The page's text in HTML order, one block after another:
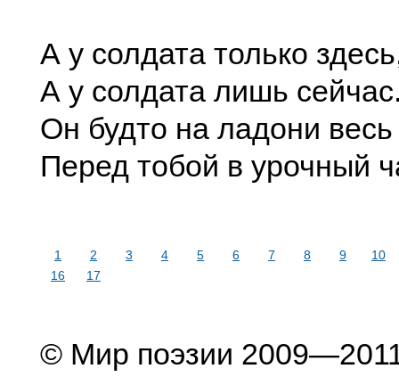
А у солдата только
А у солдата лишь
Он будто на ладони весь
Перед тобой в урочный
1 2 3 4 5 6 7 8 9
10
16
17
© Мир поэзии